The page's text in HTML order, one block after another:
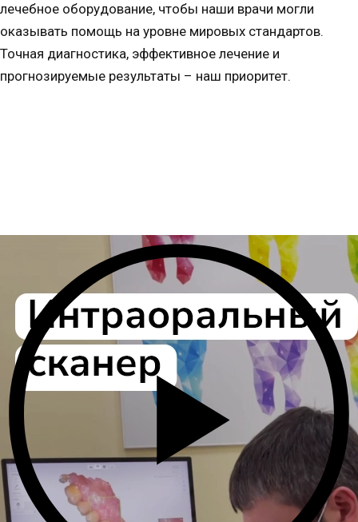
лечебное оборудование, чтобы наши врачи могли
оказывать помощь на уровне мировых стандартов.
Точная диагностика, эффективное лечение и
прогнозируемые результаты – наш приоритет.